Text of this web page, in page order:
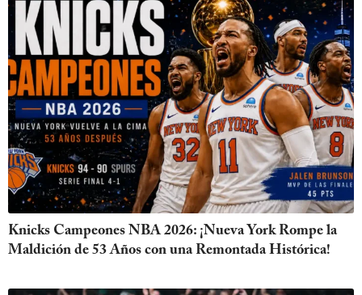
Knicks Campeones NBA 2026: ¡Nueva York Rompe la
Maldición de 53 Años con una Remontada Histórica!